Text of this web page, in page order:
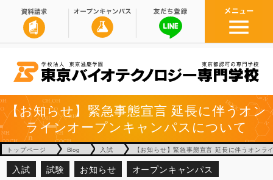
【お知らせ】緊急事態宣言 延長に伴うオン
ラインオープンキャンパスについて
トップページ Blog 入試 【お知らせ】緊急事態宣言 延長に伴うオンラ
入試 試験 お知らせ オープンキャンパス